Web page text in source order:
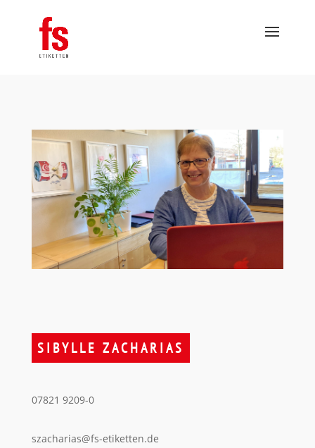
SIBYLLE ZACHARIAS
07821 9209-0
szacharias@fs-etiketten.de